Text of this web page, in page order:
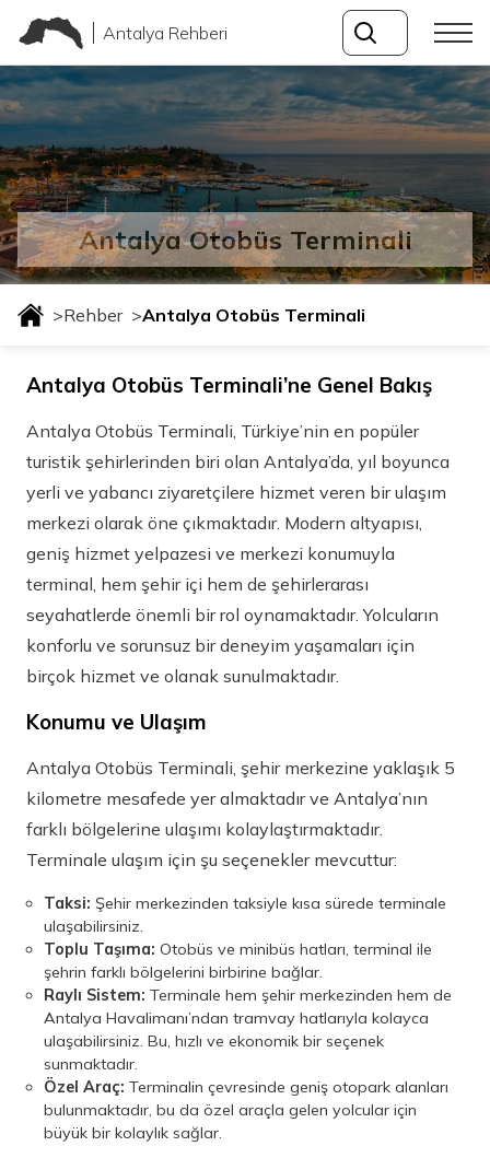
Antalya Rehberi
Antalya Otobüs Terminali
>Rehber >Antalya Otobüs Terminali
Antalya Otobüs Terminali’ne Genel Bakış
Antalya Otobüs Terminali, Türkiye’nin en popüler
turistik şehirlerinden biri olan Antalya’da, yıl boyunca
yerli ve yabancı ziyaretçilere hizmet veren bir ulaşım
merkezi olarak öne çıkmaktadır. Modern altyapısı,
geniş hizmet yelpazesi ve merkezi konumuyla
terminal, hem şehir içi hem de şehirlerarası
seyahatlerde önemli bir rol oynamaktadır. Yolcuların
konforlu ve sorunsuz bir deneyim yaşamaları için
birçok hizmet ve olanak sunulmaktadır.
Konumu ve Ulaşım
Antalya Otobüs Terminali, şehir merkezine yaklaşık 5
kilometre mesafede yer almaktadır ve Antalya’nın
farklı bölgelerine ulaşımı kolaylaştırmaktadır.
Terminale ulaşım için şu seçenekler mevcuttur:
Taksi: Şehir merkezinden taksiyle kısa sürede terminale
ulaşabilirsiniz.
Toplu Taşıma: Otobüs ve minibüs hatları, terminal ile
şehrin farklı bölgelerini birbirine bağlar.
Raylı Sistem: Terminale hem şehir merkezinden hem de
Antalya Havalimanı’ndan tramvay hatlarıyla kolayca
ulaşabilirsiniz. Bu, hızlı ve ekonomik bir seçenek
sunmaktadır.
Özel Araç: Terminalin çevresinde geniş otopark alanları
bulunmaktadır, bu da özel araçla gelen yolcular için
büyük bir kolaylık sağlar.